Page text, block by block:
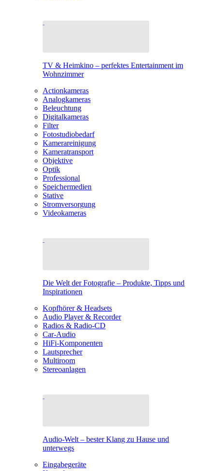
TV & Heimkino – perfektes Entertainment im
Wohnzimmer
Actionkameras
Analogkameras
Beleuchtung
Digitalkameras
Filter
Fotostudiobedarf
Kamerareinigung
Kameratransport
Objektive
Optik
Professional
Speichermedien
Stative
Stromversorgung
Videokameras
Die Welt der Fotografie – Produkte, Tipps und
Inspirationen
Kopfhörer & Headsets
Audio Player & Recorder
Radios & Radio-CD
Car-Audio
HiFi-Komponenten
Lautsprecher
Multiroom
Stereoanlagen
Audio-Welt – bester Klang zu Hause und
unterwegs
Eingabegeräte